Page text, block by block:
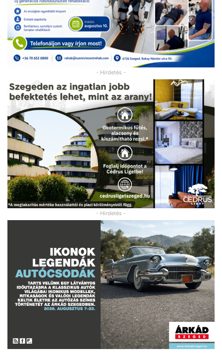
- Hirdetés -
- Hirdetés -